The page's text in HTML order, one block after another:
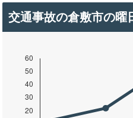
交通事故の倉敷市の曜